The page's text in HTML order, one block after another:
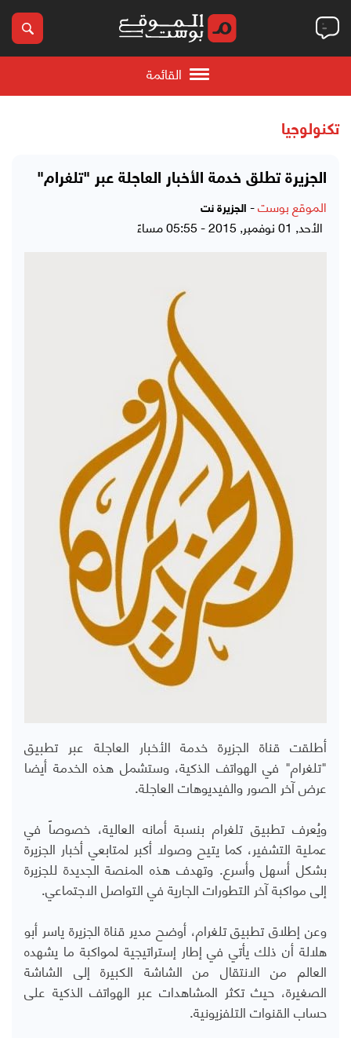
القائمة
تكنولوجيا
الجزيرة تطلق خدمة الأخبار العاجلة عبر "تلغرام"
الموقع بوست- الجزيرة نت
الأحد, 01 نوفمبر, 2015 - 05:55 مساءً
أطلقت قناة الجزيرة خدمة الأخبار العاجلة عبر تطبيق
"تلغرام" في الهواتف الذكية، وستشمل هذه الخدمة أيضا
عرض آخر الصور والفيديوهات العاجلة.
ويُعرف تطبيق تلغرام بنسبة أمانه العالية، خصوصاً في
عملية التشفير، كما يتيح وصولا أكبر لمتابعي أخبار الجزيرة
بشكل أسهل وأسرع. وتهدف هذه المنصة الجديدة للجزيرة
إلى مواكبة آخر التطورات الجارية في التواصل الاجتماعي.
وعن إطلاق تطبيق تلغرام، أوضح مدير قناة الجزيرة ياسر أبو
هلالة أن ذلك يأتي في إطار إستراتيجية لمواكبة ما يشهده
العالم من الانتقال من الشاشة الكبيرة إلى الشاشة
الصغيرة، حيث تكثر المشاهدات عبر الهواتف الذكية على
حساب القنوات التلفزيونية.